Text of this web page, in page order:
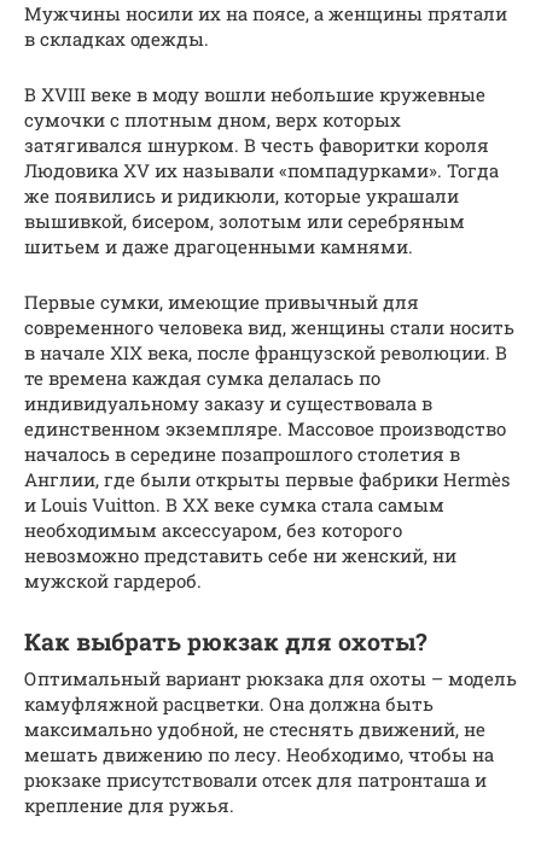
Мужчины носили их на поясе, а женщины прятали
в складках одежды.
В ХVIII веке в моду вошли небольшие кружевные
сумочки с плотным дном, верх которых
затягивался шнурком. В честь фаворитки короля
Людовика ХV их называли «помпадурками». Тогда
же появились и ридикюли, которые украшали
вышивкой, бисером, золотым или серебряным
шитьем и даже драгоценными камнями.
Первые сумки, имеющие привычный для
современного человека вид, женщины стали носить
в начале ХIХ века, после французской революции. В
те времена каждая сумка делалась по
индивидуальному заказу и существовала в
единственном экземпляре. Массовое производство
началось в середине позапрошлого столетия в
Англии, где были открыты первые фабрики Hermès
и Louis Vuitton. В ХХ веке сумка стала самым
необходимым аксессуаром, без которого
невозможно представить себе ни женский, ни
мужской гардероб.
Как выбрать рюкзак для охоты?
Оптимальный вариант рюкзака для охоты – модель
камуфляжной расцветки. Она должна быть
максимально удобной, не стеснять движений, не
мешать движению по лесу. Необходимо, чтобы на
рюкзаке присутствовали отсек для патронташа и
крепление для ружья.